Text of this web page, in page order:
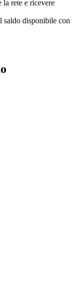
la rete e ricevere
saldo disponibile con